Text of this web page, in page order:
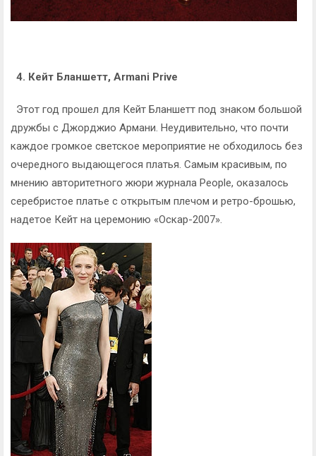
4. Кейт Бланшетт, Armani Prive
Этот год прошел для Кейт Бланшетт под знаком большой
дружбы с Джорджиo Армани. Неудивительно, что почти
каждое громкое светское мероприятие не обходилось без
очередного выдающегося платья. Самым красивым, по
мнению авторитетного жюри журнала People, оказалось
серебристое платье с открытым плечом и ретро-брошью,
надетое Кейт на церемонию «Оскар-2007».